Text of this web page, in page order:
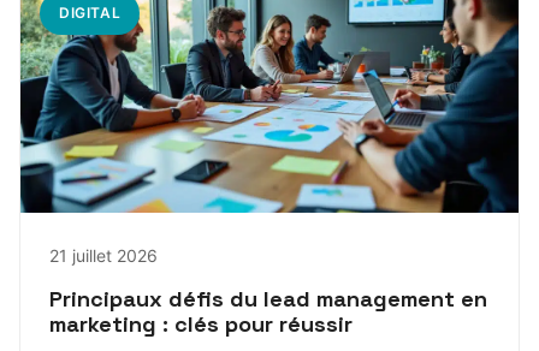
DIGITAL
21 juillet 2026
Principaux défis du lead management en
marketing : clés pour réussir